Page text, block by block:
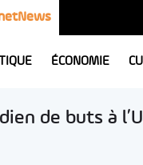
ÉCONOMIE
de buts à